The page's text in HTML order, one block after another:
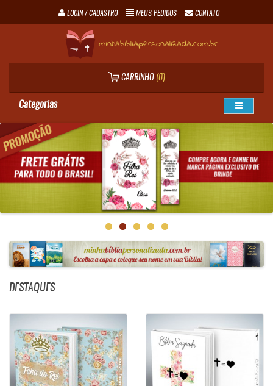
LOGIN / CADASTRO MEUS PEDIDOS CONTATO
minhabibliapersonalizada.com.br
CARRINHO (0)
Categorias
DESTAQUES